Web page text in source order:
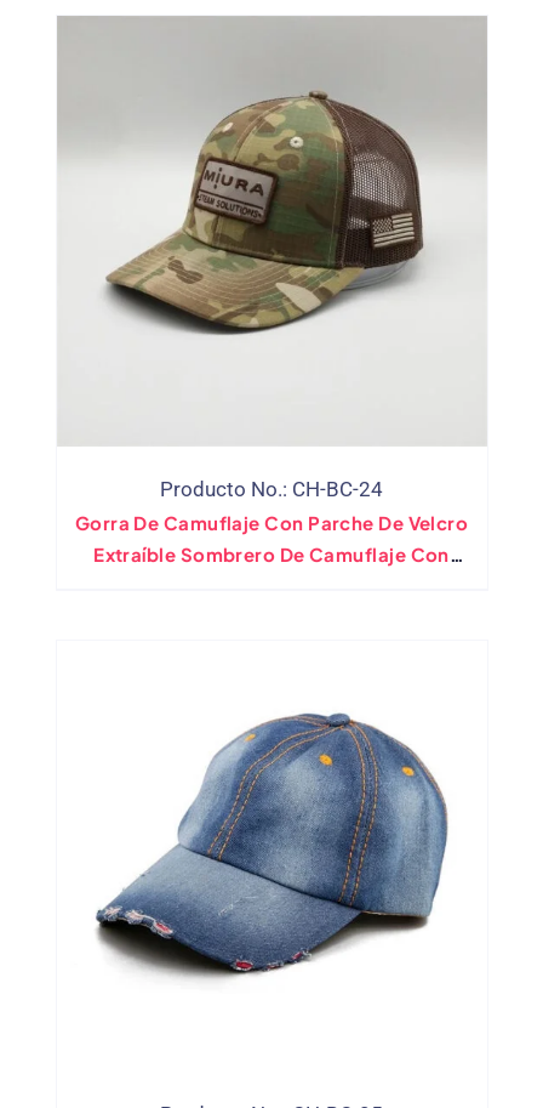
Producto No.: CH-BC-24
Gorra De Camuflaje Con Parche De Velcro
Extraíble Sombrero De Camuflaje Con